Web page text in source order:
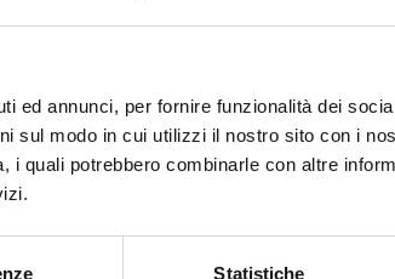
ed annunci, per fornire funzionalità dei
sul modo in cui utilizzi il nostro sito con i
i quali potrebbero combinarle con altre
Statistiche
la città che